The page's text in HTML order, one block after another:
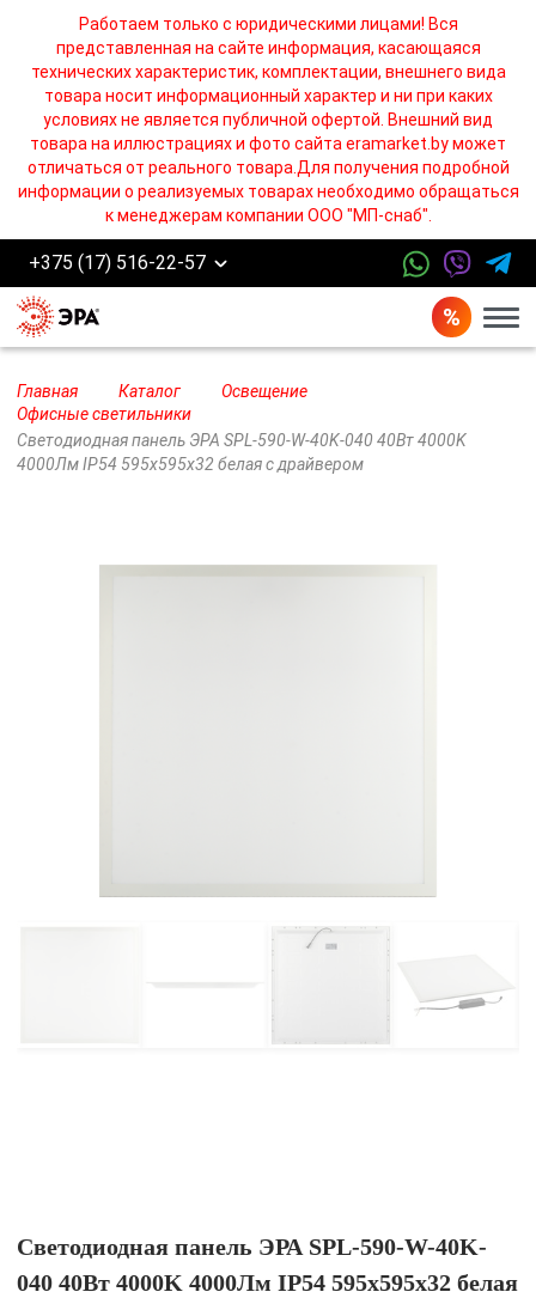
Работаем только с юридическими лицами! Вся
представленная на сайте информация, касающаяся
технических характеристик, комплектации, внешнего вида
товара носит информационный характер и ни при каких
условиях не является публичной офертой. Внешний вид
товара на иллюстрациях и фото сайта eramarket.by может
отличаться от реального товара.Для получения подробной
информации о реализуемых товарах необходимо обращаться
к менеджерам компании ООО "МП-снаб".
+375 (17) 516-22-57
Главная Каталог
Освещение
Офисные светильники
Светодиодная панель ЭРА SPL-590-W-40K-040 40Вт 4000K
4000Лм IP54 595х595х32 белая с драйвером
Светодиодная панель ЭРА SPL-590-W-40K-
040 40Вт 4000K 4000Лм IP54 595х595х32 белая